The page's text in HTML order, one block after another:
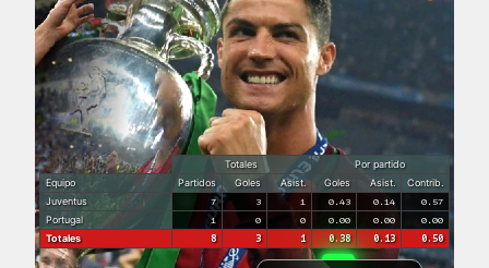
Totales
Por partido
Equipo
Partidos Goles Asist. Goles Asist.
Contrib.
Juventus
7 3 1 0.43 0.14 0.57
Portugal 1 0 0 0.00 0.00 0.00
Totales 8 3 1 0.38 0.13 0.50